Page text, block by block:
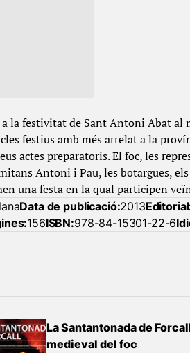
la festivitat de Sant Antoni Abat al
festius amb més arrelat a la
actes preparatoris. El foc, les
Antoni i Pau, les botargues,
una festa en la qual participen
Data de publicació:2013
156ISBN:978-84-15301-22-6
La Santantonada de
medieval del foc